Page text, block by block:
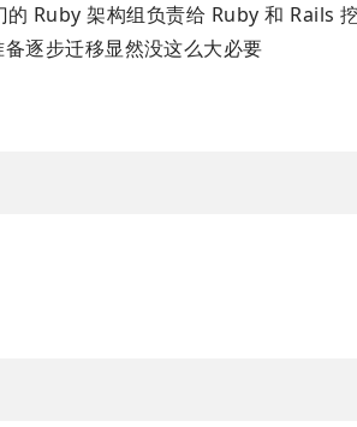
Ruby 架构组负责给 Ruby 和 Rails
逐步迁移显然没这么大必要